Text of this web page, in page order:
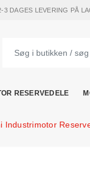
3 DAGES LEVERING PÅ
RESERVEDELE
Industrimotor